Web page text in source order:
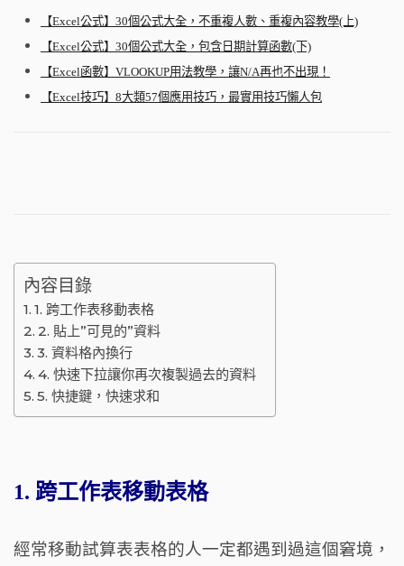
【Excel公式】30個公式大全，不重複人數、重複內容教學(上)
【Excel公式】30個公式大全，包含日期計算函數(下)
【Excel函數】VLOOKUP用法教學，讓N/A再也不出現！
【Excel技巧】8大類57個應用技巧，最實用技巧懶人包
內容目錄
1. 跨工作表移動表格
2. 貼上”可見的”資料
3. 資料格內換行
4. 快速下拉讓你再次複製過去的資料
5. 快捷鍵，快速求和
1. 跨工作表移動表格
經常移動試算表表格的人一定都遇到過這個窘境，